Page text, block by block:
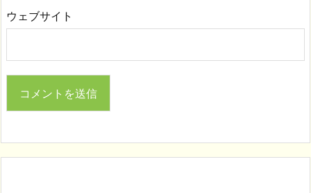
ウェブサイト